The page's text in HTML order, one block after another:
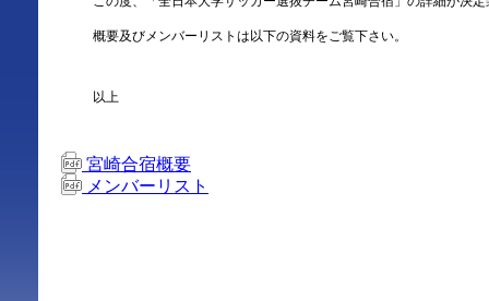
概要及びメンバーリストは以下の資料をご覧下さい。
以上
宮崎合宿概要
メンバーリスト